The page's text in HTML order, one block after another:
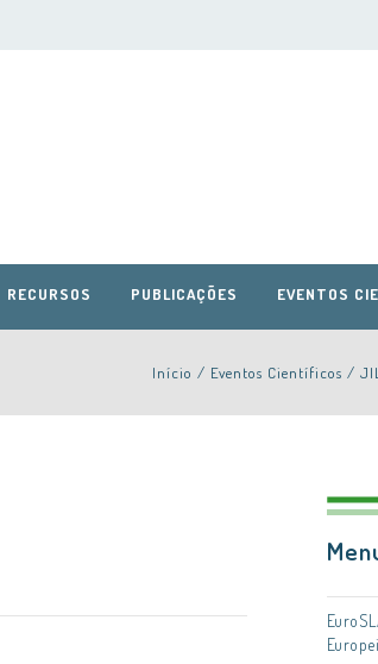
RECURSOS PUBLICAÇÕES EVENTOS
Início / Eventos Científicos /